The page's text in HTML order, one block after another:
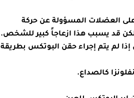
العضلات المسؤولة عن حركة
ولكن قد يسبب هذا ازعاجاً كبير للشخص.
لم يتم إجراء حقن البوتكس بطريقة